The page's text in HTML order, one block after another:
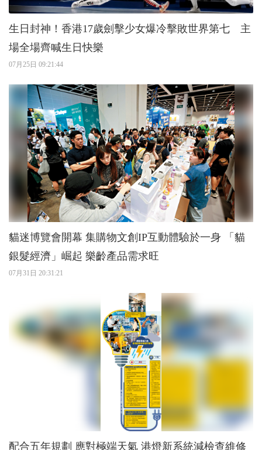
生日封神！香港17歲劍擊少女爆冷擊敗世界第七 主
場全場齊喊生日快樂
07月25日 09:21:44
貓迷博覽會開幕 集購物文創IP互動體驗於一身 「貓
銀髮經濟」崛起 樂齡產品需求旺
07月31日 20:31:21
配合五年規劃 應對極端天氣 港燈新系統減檢查維修